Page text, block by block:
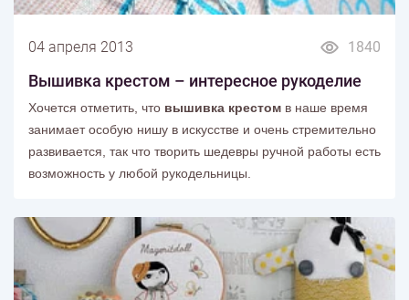
1840
04 апреля 2013
Вышивка крестом – интересное рукоделие
Хочется отметить, что вышивка крестом в наше время
занимает особую нишу в искусстве и очень стремительно
развивается, так что творить шедевры ручной работы есть
возможность у любой рукодельницы.